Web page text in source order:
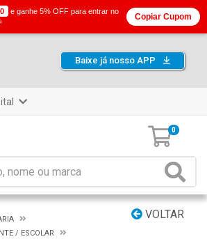
Baixe já nosso APP
0
VOLTAR
/ ESCOLAR
e ganhe 5% OFF para entrar no
Copiar Cupom